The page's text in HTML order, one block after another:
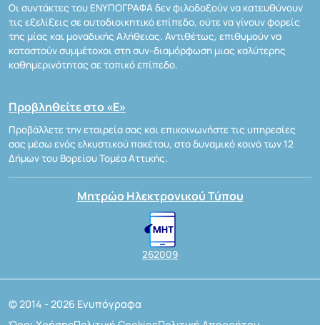
Οι συντάκτες του ΕΝΥΠΟΓΡΑΦΑ δεν φιλοδοξούν να κατευθύνουν
τις εξελίξεις σε αυτοδιοικητικό επίπεδο, ούτε να γίνουν φορείς
της μίας και μοναδικής Αλήθειας. Αντιθέτως, επιθυμούν να
καταστούν συμμέτοχοι στη συν-διαμόρφωση μιας καλύτερης
καθημερινότητας σε τοπικό επίπεδο.
Προβληθείτε στο «Ε»
Προβάλλετε την εταιρεία σας και επικοινωνήστε τις υπηρεσίες
σας μέσω ενός ελκυστικού πακέτου, στο δυναμικό κοινό των 12
Δήμων του Βορείου Τομέα Αττικής.
Μητρώο Ηλεκτρονικού Τύπου
262009
© 2014 - 2026 Ενυπόγραφα